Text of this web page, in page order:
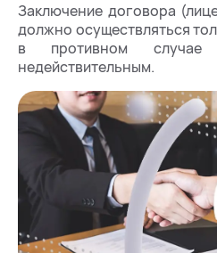
Заключение договора
должно осуществляться
в противном случае
недействительным.